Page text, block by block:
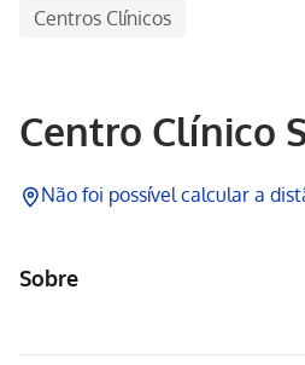
Centros Clínicos
Centro Clínico
Não foi possível calcular a
Sobre